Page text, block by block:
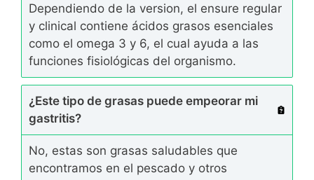
Dependiendo de la version, el ensure regular
y clinical contiene ácidos grasos esenciales
como el omega 3 y 6, el cual ayuda a las
funciones fisiológicas del organismo.
¿Este tipo de grasas puede empeorar mi
gastritis?
No, estas son grasas saludables que
encontramos en el pescado y otros